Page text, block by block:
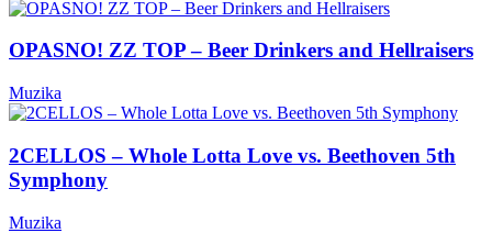
OPASNO! ZZ TOP – Beer Drinkers and Hellraisers
Muzika
2CELLOS – Whole Lotta Love vs. Beethoven 5th
Symphony
Muzika